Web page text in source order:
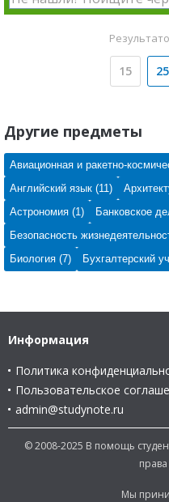
15 25
Другие предметы
Авиационная и ракетно-
Английский язык (11)
Астрономия (1)
Банковское
Безопасность
Биология (7)
Бухгалтерский
Информация
Политика
Пользовательское
admin@studynote.ru
© 2008-2025 В помощь
Мы